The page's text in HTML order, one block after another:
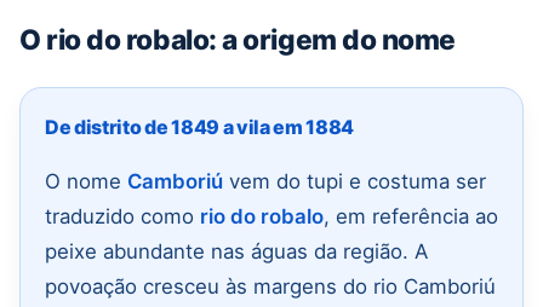
O rio do robalo: a origem do nome
De distrito de 1849 a vila em 1884
O nome Camboriú vem do tupi e costuma ser
traduzido como rio do robalo, em referência ao
peixe abundante nas águas da região. A
povoação cresceu às margens do rio Camboriú